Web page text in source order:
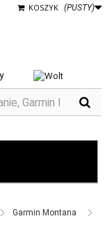
KOSZYK (PUSTY)
Garmin Montana ​